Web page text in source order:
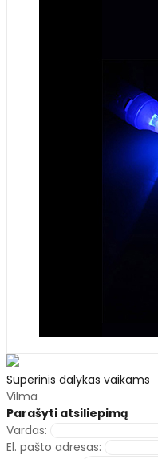
Superinis dalykas vaikams
Vilma
Parašyti atsiliepimą
Vardas:
El. pašto adresas: